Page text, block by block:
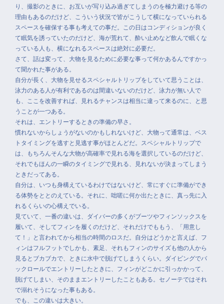
り、撮影のときに、お互いが写り込み過ぎてしまうのを極力避ける等の
理由もあるのだけど、こういう状況で皆がこうして横になっていられる
スペースを確保する事も考えての事だ。この日はコンディションが良く
て眠気を誘っていたのだけど、海が荒れて、酔い止めなど飲んで眠くな
っている人も、横になれるスペースは絶対に必要だ。
さて、話は変って、大物を見るために必要な事って何かあるんですかっ
て聞かれた事がある。
自分が長く、大物を見せるスペシャルトリップをしていて思うことは、
泳力のある人が有利であるのは間違いないのだけど、泳力が無い人で
も、ここを改善すれば、見れるチャンスは相当に違って来るのに、と思
うことが一つある。
それは、エントリーするときの準備の早さ。
慣れないからしょうがないのかもしれないけど、大物って通常は、ベス
トタイミングを逃すと見逃す事がほとんどだ。スペシャルトリップで
は、もちろんそんな大物が高確率で見れる海を選択しているのだけど、
それでもほんの一瞬のタイミングで見れる、見れないが決まってしまう
ときだってある。
自分は、いつも身構えているわけではないけど、常にすぐに準備ができ
る体勢をととのえている。それに、咄嗟に何か出たときに、真っ先に入
れるくらいの心構えでいる。
見ていて、一番の違いは、ダイバーの多くがブーツやフィンソックスを
履いて、そしてフィンを履くのだけど、それだけでももう、「用意し
て！」と言われてから相当の時間のロスだ。自分はどうかと言えば、フ
ィンはフルフットでしかも、素足、それもフィンのサイズも他の人から
見るとブカブカで、ときに水中で脱げてしまうくらい。ダイビングでバ
ックロールでエントリーしたときに、フィンがどこかに引っかかって、
脱げてしまい、そのままエントリーしたこともある。セノーテではそれ
で溺れそうになった事もある。
でも、この違いは大きい。